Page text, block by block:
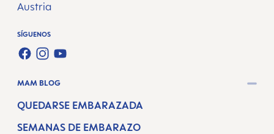
Austria
SÍGUENOS
FACEBOOK
INSTAGRAM
YOUTUBE
MAM BLOG
QUEDARSE EMBARAZADA
SEMANAS DE EMBARAZO